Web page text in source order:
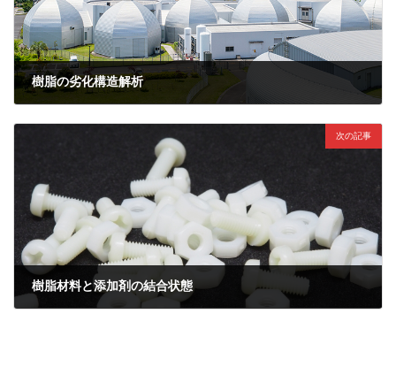
樹脂の劣化構造解析
次の記事
樹脂材料と添加剤の結合状態